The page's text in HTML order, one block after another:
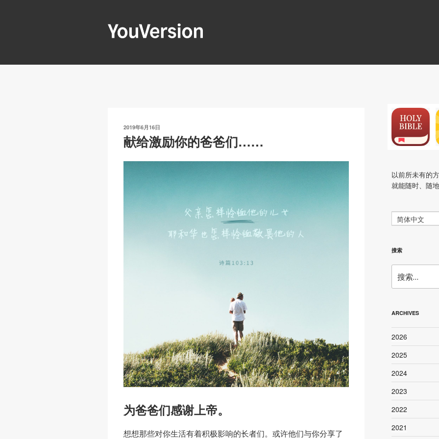
发
布
于
2019年6月16日
献给激励你的爸爸们……
为爸爸们感谢上帝。
想想那些对你生活有着积极影响的长者们。或许他们与你分享了
以前所未有的
就能随时、随
简体中文
搜索
索：
ARCHIVES
2026
2025
2024
2023
2022
2021